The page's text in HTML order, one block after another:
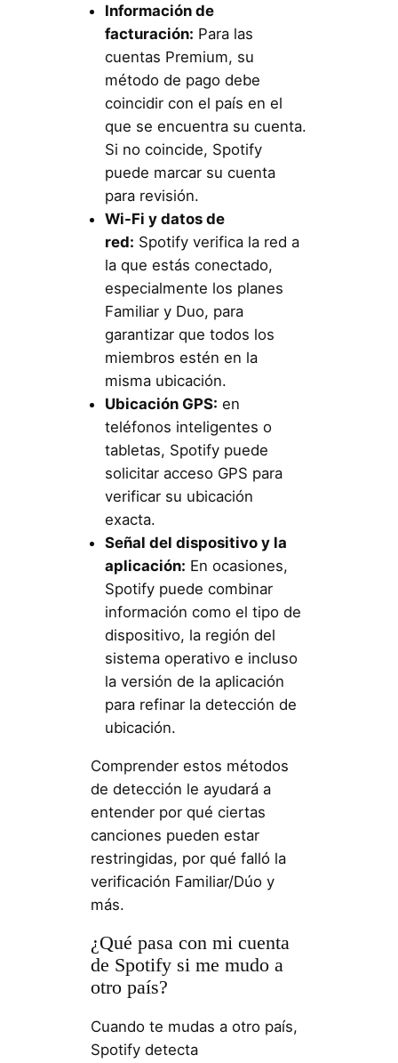
Información de
facturación: Para las
cuentas Premium, su
método de pago debe
coincidir con el país en el
que se encuentra su cuenta.
Si no coincide, Spotify
puede marcar su cuenta
para revisión.
Wi-Fi y datos de
red: Spotify verifica la red a
la que estás conectado,
especialmente los planes
Familiar y Duo, para
garantizar que todos los
miembros estén en la
misma ubicación.
Ubicación GPS: en
teléfonos inteligentes o
tabletas, Spotify puede
solicitar acceso GPS para
verificar su ubicación
exacta.
Señal del dispositivo y la
aplicación: En ocasiones,
Spotify puede combinar
información como el tipo de
dispositivo, la región del
sistema operativo e incluso
la versión de la aplicación
para refinar la detección de
ubicación.
Comprender estos métodos
de detección le ayudará a
entender por qué ciertas
canciones pueden estar
restringidas, por qué falló la
verificación Familiar/Dúo y
más.
¿Qué pasa con mi cuenta
de Spotify si me mudo a
otro país?
Cuando te mudas a otro país,
Spotify detecta